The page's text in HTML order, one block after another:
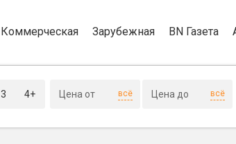
Коммерческая Зарубежная BN Газета
3 4+ всё всё